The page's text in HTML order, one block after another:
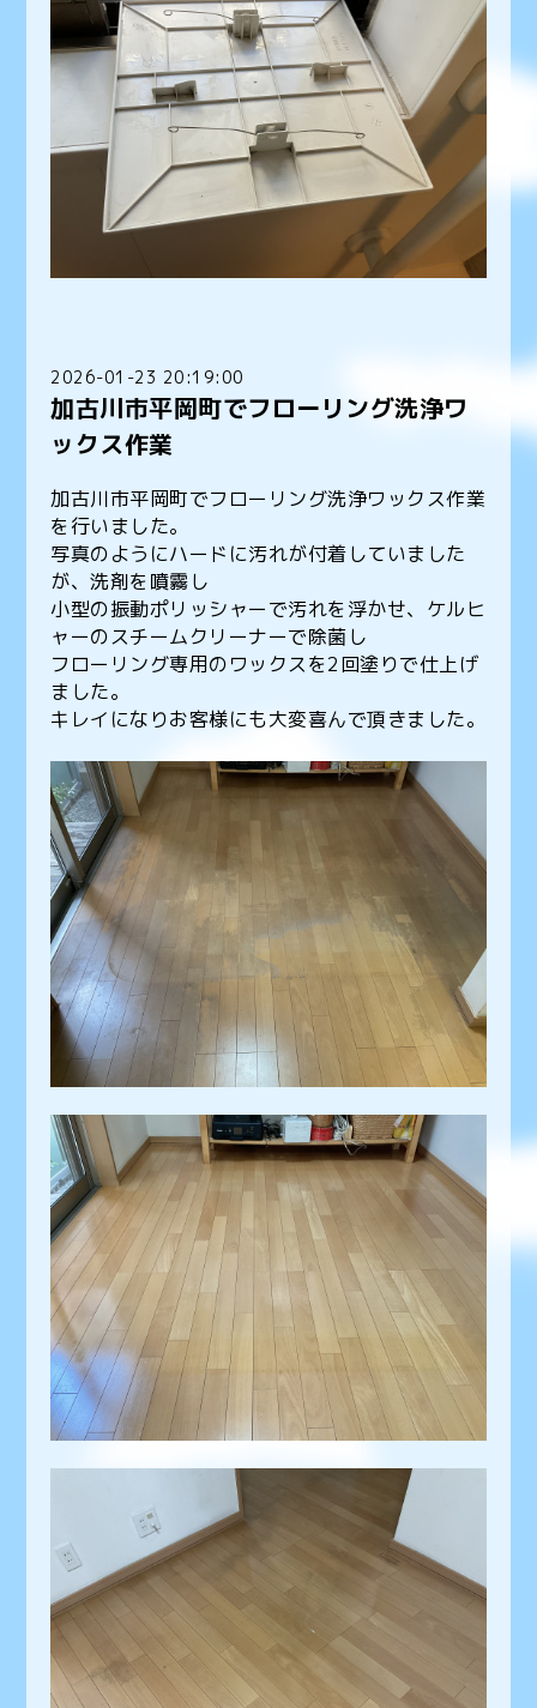
2026-01-23 20:19:00
加古川市平岡町でフローリング洗浄ワ
ックス作業
加古川市平岡町でフローリング洗浄ワックス作業
を行いました。
写真のようにハードに汚れが付着していました
が、洗剤を噴霧し
小型の振動ポリッシャーで汚れを浮かせ、ケルヒ
ャーのスチームクリーナーで除菌し
フローリング専用のワックスを2回塗りで仕上げ
ました。
キレイになりお客様にも大変喜んで頂きました。